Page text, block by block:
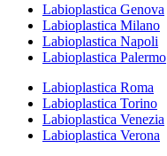
Labioplastica Genova
Labioplastica Milano
Labioplastica Napoli
Labioplastica Palermo
Labioplastica Roma
Labioplastica Torino
Labioplastica Venezia
Labioplastica Verona